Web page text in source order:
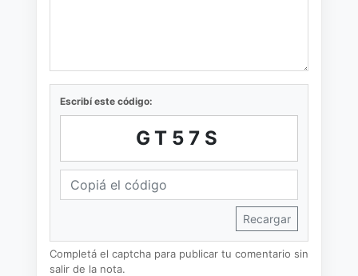
Escribí este código:
GT57S
Recargar
Completá el captcha para publicar tu comentario sin
salir de la nota.